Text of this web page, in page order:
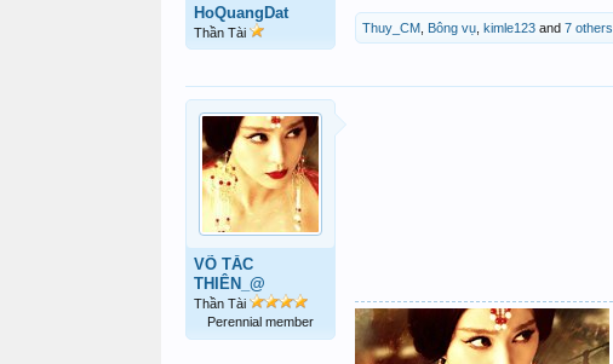
HoQuangDat
Thần Tài Thuy_CM Bông vụ kimle123 and 7 others
VÕ TẮC
THIÊN_@
Thần Tài
Perennial member